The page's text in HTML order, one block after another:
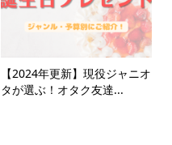
【2024年更新】現役ジャニオ
タが選ぶ！オタク友達...